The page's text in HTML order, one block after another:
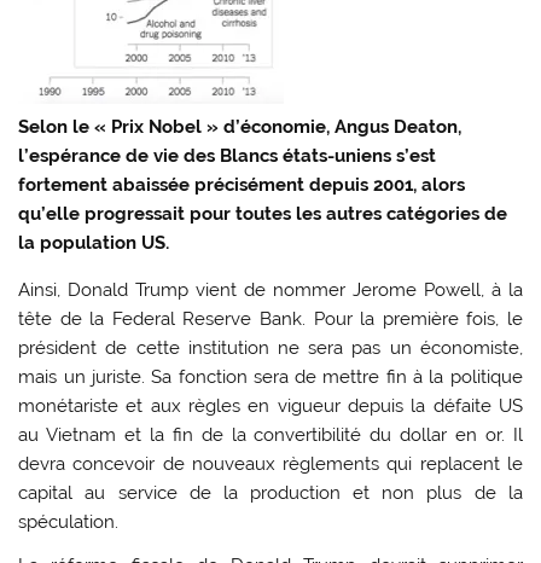
Selon le « Prix Nobel » d’économie, Angus Deaton,
l’espérance de vie des Blancs états-uniens s’est
fortement abaissée précisément depuis 2001, alors
qu’elle progressait pour toutes les autres catégories de
la population US.
Ainsi, Donald Trump vient de nommer Jerome Powell, à la
tête de la Federal Reserve Bank. Pour la première fois, le
président de cette institution ne sera pas un économiste,
mais un juriste. Sa fonction sera de mettre fin à la politique
monétariste et aux règles en vigueur depuis la défaite US
au Vietnam et la fin de la convertibilité du dollar en or. Il
devra concevoir de nouveaux règlements qui replacent le
capital au service de la production et non plus de la
spéculation.